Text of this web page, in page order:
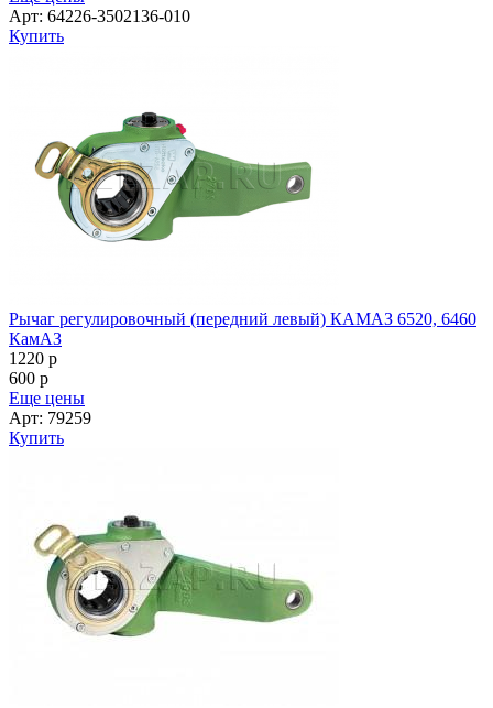
Арт: 64226-3502136-010
Купить
Рычаг регулировочный (передний левый) КАМАЗ 6520, 6460
КамАЗ
1220 p
600 p
Еще цены
Арт: 79259
Купить